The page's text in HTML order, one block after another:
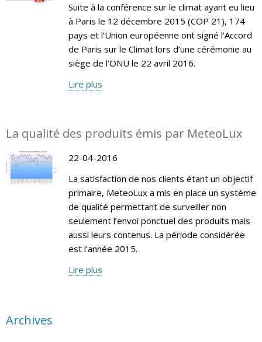
Suite à la conférence sur le climat ayant eu lieu
à Paris le 12 décembre 2015 (COP 21), 174
pays et l’Union européenne ont signé l’Accord
de Paris sur le Climat lors d’une cérémonie au
siège de l’ONU le 22 avril 2016.
Lire plus
La qualité des produits émis par MeteoLux
22-04-2016
La satisfaction de nos clients étant un objectif
primaire, MeteoLux a mis en place un système
de qualité permettant de surveiller non
seulement l’envoi ponctuel des produits mais
aussi leurs contenus. La période considérée
est l’année 2015.
Lire plus
Archives